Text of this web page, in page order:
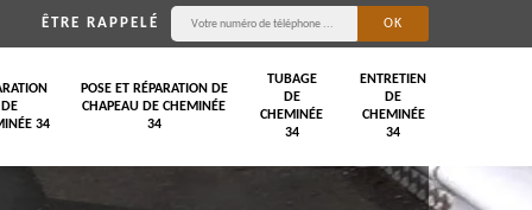
ÊTRE RAPPELÉ
DE
34
POSE ET RÉPARATION DE
CHAPEAU DE CHEMINÉE
34
TUBAGE
DE
CHEMINÉE
34
ENTRETIEN
DE
CHEMINÉE
34